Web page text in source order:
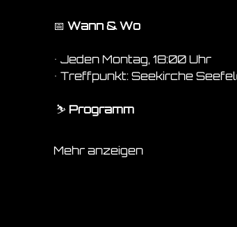
📅 Wann & Wo
• Jeden Montag, 18:00 Uhr
• Treffpunkt: Seekirche
⛷️ Programm
Mehr anzeigen